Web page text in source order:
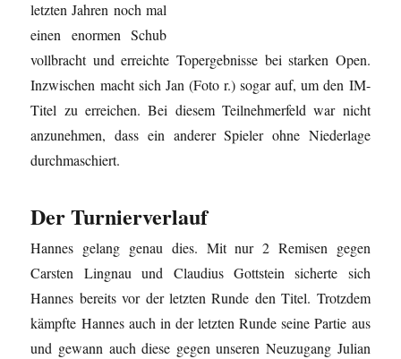
letzten Jahren noch mal
einen enormen Schub
vollbracht und erreichte Topergebnisse bei starken Open.
Inzwischen macht sich Jan (Foto r.) sogar auf, um den IM-
Titel zu erreichen. Bei diesem Teilnehmerfeld war nicht
anzunehmen, dass ein anderer Spieler ohne Niederlage
durchmaschiert.
Der Turnierverlauf
Hannes gelang genau dies. Mit nur 2 Remisen gegen
Carsten Lingnau und Claudius Gottstein sicherte sich
Hannes bereits vor der letzten Runde den Titel. Trotzdem
kämpfte Hannes auch in der letzten Runde seine Partie aus
und gewann auch diese gegen unseren Neuzugang Julian